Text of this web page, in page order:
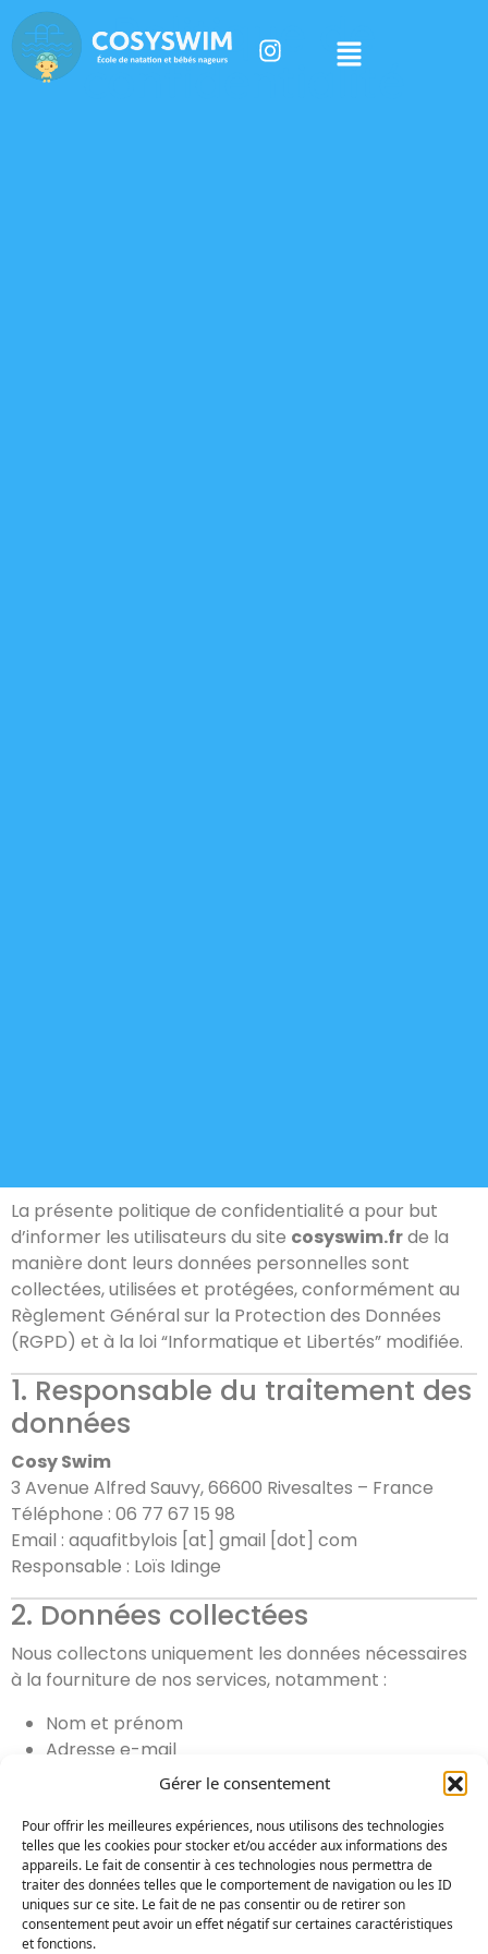
Gérer le consentement
Pour offrir les meilleures expériences, nous utilisons des technologies
telles que les cookies pour stocker et/ou accéder aux informations des
appareils. Le fait de consentir à ces technologies nous permettra de
traiter des données telles que le comportement de navigation ou les ID
uniques sur ce site. Le fait de ne pas consentir ou de retirer son
consentement peut avoir un effet négatif sur certaines caractéristiques
et fonctions.
Politique de
confidentialité
La présente politique de confidentialité a pour but
d’informer les utilisateurs du site cosyswim.frde la
manière dont leurs données personnelles sont
collectées, utilisées et protégées, conformément au
Règlement Général sur la Protection des Données
(RGPD) et à la loi “Informatique et Libertés” modifiée.
1. Responsable du traitement des
données
Cosy Swim
3 Avenue Alfred Sauvy, 66600 Rivesaltes – France
Téléphone : 06 77 67 15 98
Email : aquafitbylois [at] gmail [dot] com
Responsable : Loïs Idinge
2. Données collectées
Nous collectons uniquement les données nécessaires
à la fourniture de nos services, notamment :
Nom et prénom
Adresse e-mail
Numéro de téléphone
créneau, message)
Ces données sont collectées lorsque vous :
Remplissez un formulaire de contact ou de
réservation